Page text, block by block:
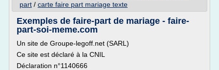
part / carte faire part mariage texte
Exemples de faire-part de mariage - faire-
part-soi-meme.com
Un site de Groupe-legoff.net (SARL)
Ce site est déclaré à la CNIL
Déclaration n°1140666